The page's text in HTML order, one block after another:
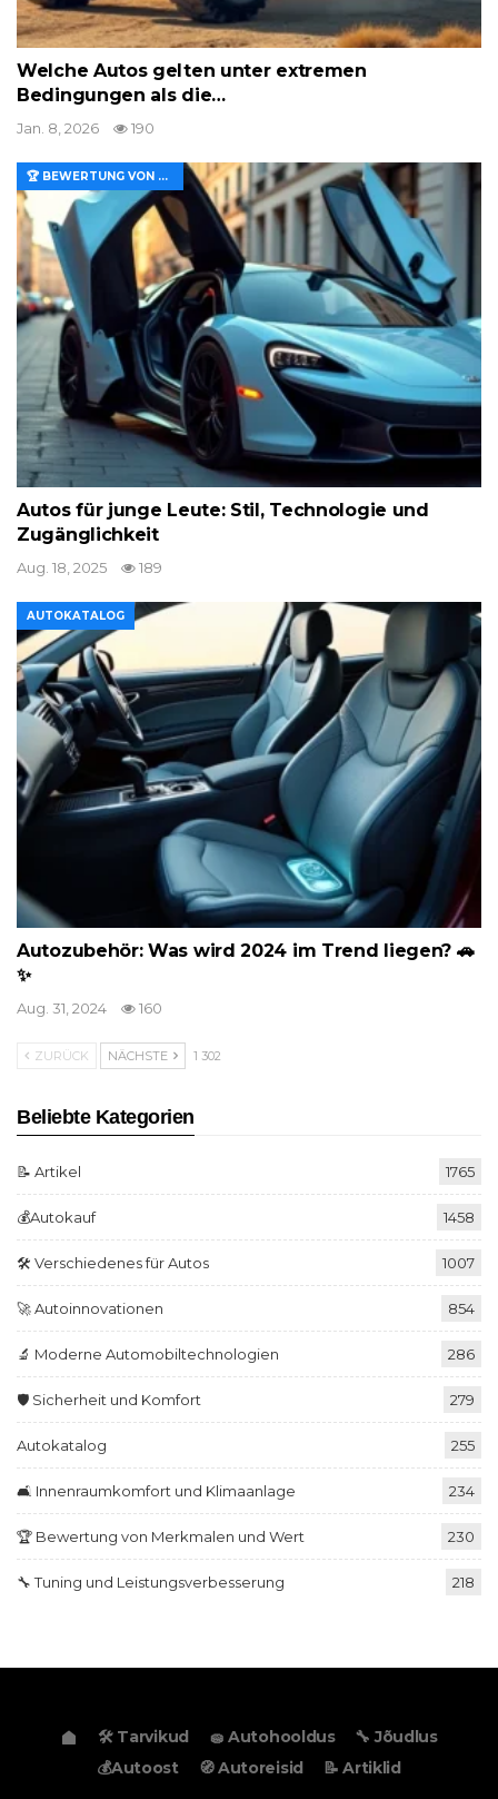
Welche Autos gelten unter extremen
Bedingungen als die…
Jan. 8, 2026 190
🏆 BEWERTUNG VON MERKMALEN UND WERT
Autos für junge Leute: Stil, Technologie und
Zugänglichkeit
Aug. 18, 2025 189
AUTOKATALOG
Autozubehör: Was wird 2024 im Trend liegen? 🚗
✨
Aug. 31, 2024 160
ZURÜCK NÄCHSTE 1 302
Beliebte Kategorien
📝 Artikel 1765
💰Autokauf 1458
🛠️ Verschiedenes für Autos 1007
🚀 Autoinnovationen 854
🔬 Moderne Automobiltechnologien 286
🛡️ Sicherheit und Komfort 279
Autokatalog 255
🛋️ Innenraumkomfort und Klimaanlage 234
🏆 Bewertung von Merkmalen und Wert 230
🔧 Tuning und Leistungsverbesserung 218
🛠️ Tarvikud 🧽 Autohooldus
🔧 Jõudlus
💰Autoost
🧭 Autoreisid 📝 Artiklid